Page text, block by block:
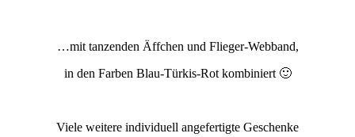
…mit tanzenden Äffchen und Flieger-Webband,
in den Farben Blau-Türkis-Rot kombiniert 🙂
Viele weitere individuell angefertigte Geschenke